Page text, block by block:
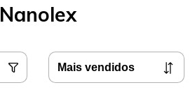
Nanolex